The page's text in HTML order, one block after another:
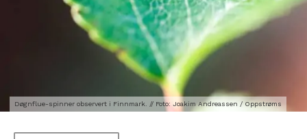
Døgnflue-spinner observert i Finnmark. // Foto: Joakim Andreassen / Oppstrøms